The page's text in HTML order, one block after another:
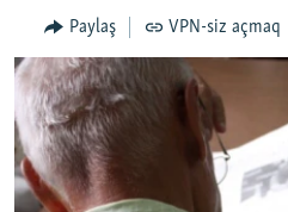
QANUNI DOĞRU
ARAŞDIRMA
MULTIMEDIA
VIDEO
FOTOQALEREYA
RADIO ARXIV
OXU ZALI
HAQQIMIZDA
Paylaş VPN-siz açmaq